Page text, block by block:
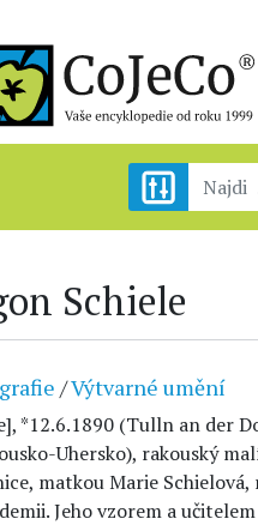
Schiele
/Výtvarné umění
*12.6.1890 (Tulln an der
Uhersko), rakouský
matkou Marie
Jeho vzorem a